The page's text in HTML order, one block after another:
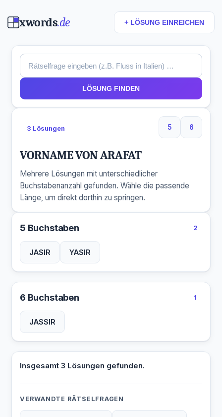
xwords.de + LÖSUNG EINREICHEN
LÖSUNG FINDEN
3 Lösungen 5
5 Buchstaben
6
6
VORNAME VON ARAFAT
Mehrere Lösungen mit unterschiedlicher
Buchstabenanzahl gefunden. Wähle die passende
Länge, um direkt dorthin zu springen.
5 Buchstaben 2
JASIR YASIR
6 Buchstaben 1
JASSIR
Insgesamt 3 Lösungen gefunden.
VERWANDTE RÄTSELFRAGEN